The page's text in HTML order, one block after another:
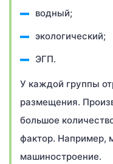
водный;
экологический;
ЭГП.
У каждой группы
размещения.
большое
фактор. Например,
машиностроение.